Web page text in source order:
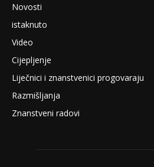
Novosti
istaknuto
Video
Cijepljenje
Liječnici i znanstvenici progovaraju
Razmišljanja
Znanstveni radovi